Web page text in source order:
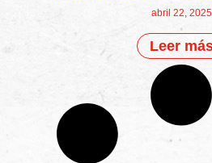
abril 22, 2025
Leer